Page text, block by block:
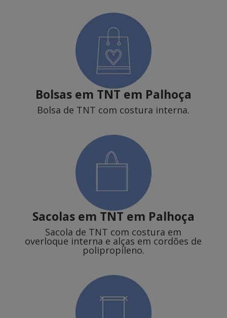
Bolsas em TNT em Palhoça
Bolsa de TNT com costura interna.
Sacolas em TNT em Palhoça
Sacola de TNT com costura em
overloque interna e alças em cordões de
polipropileno.